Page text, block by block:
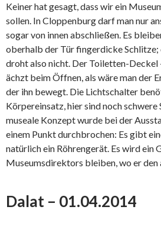
Keiner hat gesagt, dass wir ein
sollen. In Cloppenburg darf man nur
sogar von innen abschließen. Es
oberhalb der Tür fingerdicke
droht also nicht. Der Toiletten-Deckel
ächzt beim Öffnen, als wäre man der
der ihn bewegt. Die Lichtschalter
Körpereinsatz, hier sind noch schwere
museale Konzept wurde bei der
einem Punkt durchbrochen: Es gibt
natürlich ein Röhrengerät. Es wird ein
Museumsdirektors bleiben, wo er
Dalat – 01.04.2014